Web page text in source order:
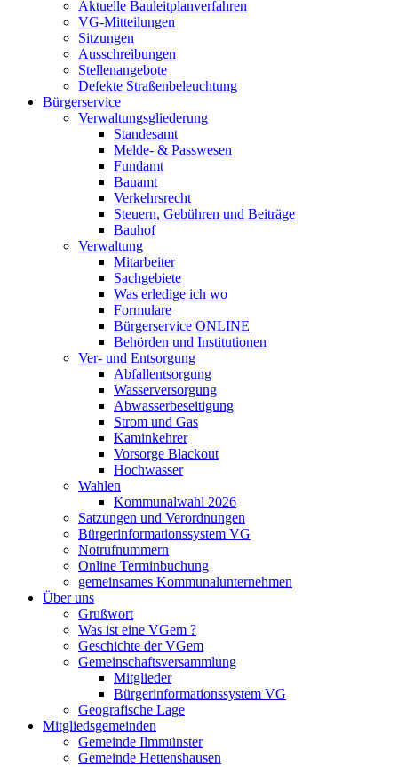
Aktuelle Bauleitplanverfahren
VG-Mitteilungen
Sitzungen
Ausschreibungen
Stellenangebote
Defekte Straßenbeleuchtung
Bürgerservice
Verwaltungsgliederung
Standesamt
Melde- & Passwesen
Fundamt
Bauamt
Verkehrsrecht
Steuern, Gebühren und Beiträge
Bauhof
Verwaltung
Mitarbeiter
Sachgebiete
Was erledige ich wo
Formulare
Bürgerservice ONLINE
Behörden und Institutionen
Ver- und Entsorgung
Abfallentsorgung
Wasserversorgung
Abwasserbeseitigung
Strom und Gas
Kaminkehrer
Vorsorge Blackout
Hochwasser
Wahlen
Kommunalwahl 2026
Satzungen und Verordnungen
Bürgerinformationssystem VG
Notrufnummern
Online Terminbuchung
gemeinsames Kommunalunternehmen
Über uns
Grußwort
Was ist eine VGem ?
Geschichte der VGem
Gemeinschaftsversammlung
Mitglieder
Bürgerinformationssystem VG
Geografische Lage
Mitgliedsgemeinden
Gemeinde Ilmmünster
Gemeinde Hettenshausen